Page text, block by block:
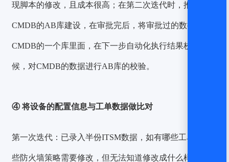
现脚本的修改，且成本很高；在第二次迭代时，推进
CMDB的AB库建设，在审批完后，将审批过的数据写到
CMDB的一个库里面，在下一步自动化执行结果校验的时
候，对CMDB的数据进行AB库的校验。
④ 将设备的配置信息与工单数据做比对
第一次迭代： 已录入半份ITSM数据，如有哪些工单、哪
些防火墙策略需要修改，但无法知道修改成什么样；因